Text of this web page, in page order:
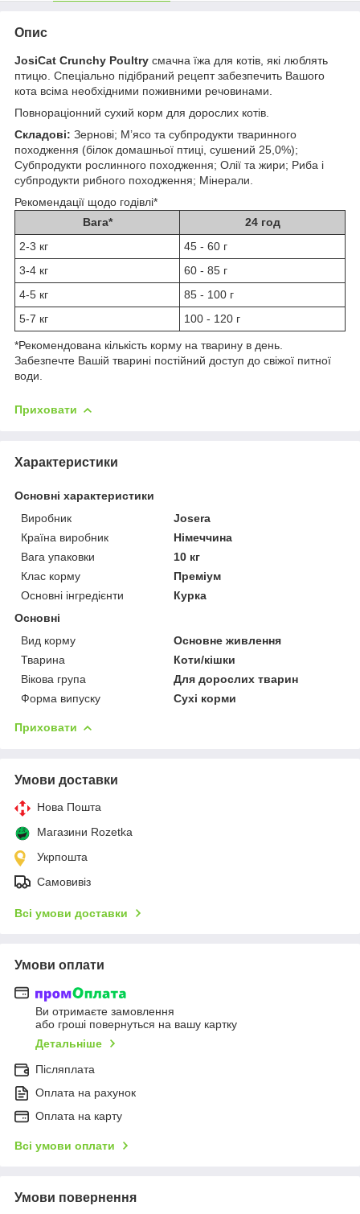
Опис
JosiCat Crunchy Poultry смачна їжа для котів, які люблять
птицю. Спеціально підібраний рецепт забезпечить Вашого
кота всіма необхідними поживними речовинами.
Повнораціонний сухий корм для дорослих котів.
Складові: Зернові; М’ясо та субпродукти тваринного
походження (білок домашньої птиці, сушений 25,0%);
Субпродукти рослинного походження; Олії та жири; Риба і
субпродукти рибного походження; Мінерали.
Рекомендації щодо годівлі*
Вага*
24 год
2-3 кг
45 - 60 г
3-4 кг
60 - 85 г
4-5 кг
85 - 100 г
5-7 кг
100 - 120 г
*Рекомендована кількість корму на тварину в день.
Забезпечте Вашій тварині постійний доступ до свіжої питної
води.
Приховати
Характеристики
Основні характеристики
Виробник
Josera
Країна виробник
Німеччина
Вага упаковки
10 кг
Клас корму
Преміум
Основні інгредієнти
Курка
Основні
Вид корму
Основне живлення
Тварина
Коти/кішки
Вікова група
Для дорослих тварин
Форма випуску
Сухі корми
Приховати
Умови доставки
Нова Пошта
Магазини Rozetka
Укрпошта
Самовивіз
Всі умови доставки
Умови оплати
Ви отримаєте замовлення
або гроші повернуться на вашу картку
Детальніше
Післяплата
Оплата на рахунок
Оплата на карту
Всі умови оплати
Умови повернення